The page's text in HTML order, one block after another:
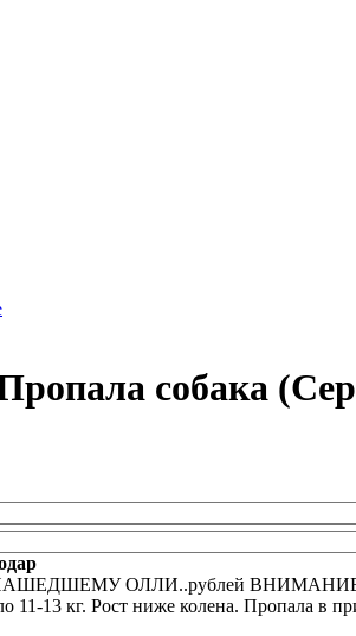
собака
ОЛЛИ..рублей ВНИМАНИЕ
11-13 кг. Рост ниже колена. Пропала в